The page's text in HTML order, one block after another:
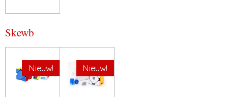
Skewb
Nieuw! Nieuw!